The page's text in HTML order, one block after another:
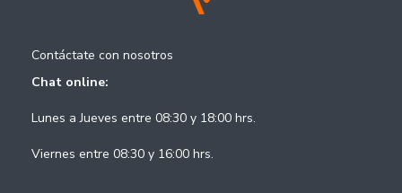
Contáctate con nosotros
Chat online:
Lunes a Jueves entre 08:30 y 18:00 hrs.
Viernes entre 08:30 y 16:00 hrs.